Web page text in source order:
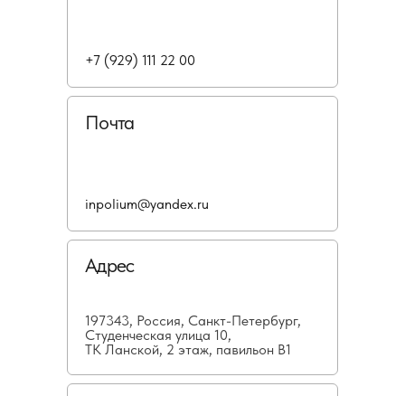
Почта
Адрес
197343, Россия, Санкт-Петербург,
Студенческая улица 10,
ТК Ланской, 2 этаж, павильон В1
+7 (929) 111 22 00
inpolium@yandex.ru